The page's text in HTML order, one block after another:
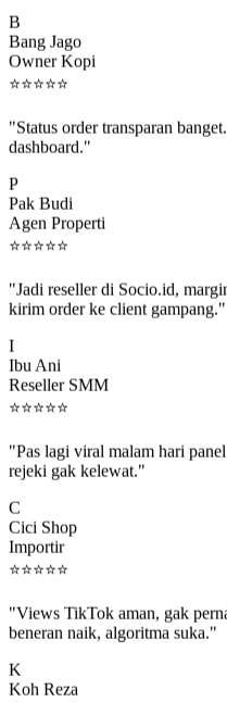
Bang Jago
Owner Kopi
⭐⭐⭐⭐⭐
dashboard."
Pak Budi
Agen Properti
⭐⭐⭐⭐⭐
kirim order ke client gampang."
Ibu Ani
Reseller SMM
⭐⭐⭐⭐⭐
rejeki gak kelewat."
Cici Shop
Importir
⭐⭐⭐⭐⭐
beneran naik, algoritma suka."
Koh Reza
Content Creator